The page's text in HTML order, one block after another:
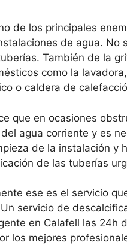
de los principales
de agua. No
También de la
como la
o caldera de
que en ocasiones
agua corriente y es
de la instalación y
de las tuberías
ese es el servicio
servicio de
en Calafell las 24h
los mejores